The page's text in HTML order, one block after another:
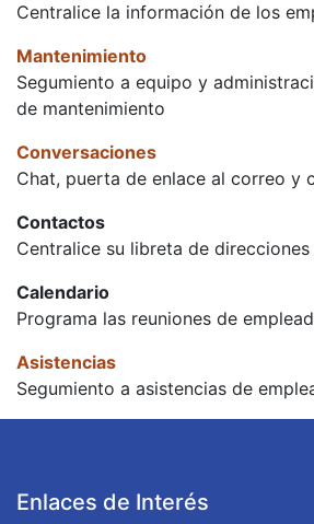
Centralice la información de los
Mantenimiento
Segumiento a equipo y
de mantenimiento
Conversaciones
Chat, puerta de enlace al correo y
Contactos
Centralice su libreta de direcciones
Calendario
Programa las reuniones de
Asistencias
Segumiento a asistencias de
Enlaces de Interés